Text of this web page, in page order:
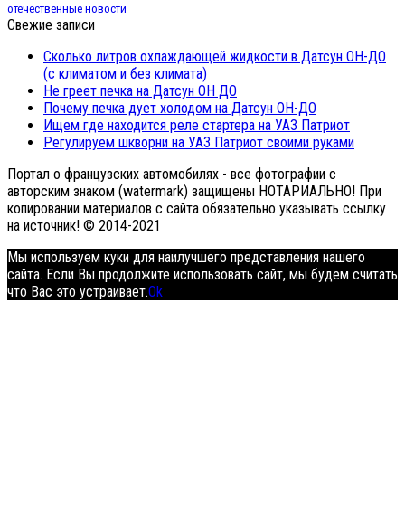
отечественные новости
Свежие записи
Сколько литров охлаждающей жидкости в Датсун ОН-ДО
(с климатом и без климата)
Не греет печка на Датсун ОН ДО
Почему печка дует холодом на Датсун ОН-ДО
Ищем где находится реле стартера на УАЗ Патриот
Регулируем шкворни на УАЗ Патриот своими руками
Портал о французских автомобилях - все фотографии с
авторским знаком (watermark) защищены НОТАРИАЛЬНО! При
копировании материалов с сайта обязательно указывать ссылку
на источник! © 2014-2021
Мы используем куки для наилучшего представления нашего
сайта. Если Вы продолжите использовать сайт, мы будем считать
что Вас это устраивает.Ok